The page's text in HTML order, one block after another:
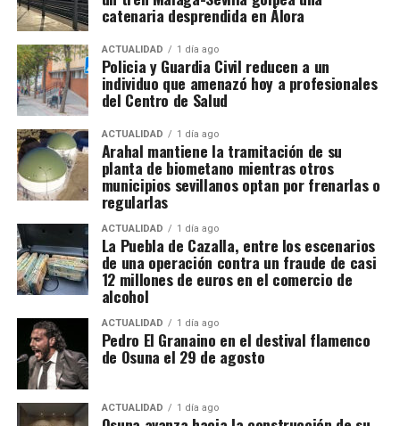
redonda» de la Plaza de los Hortelanos. Antonio
García Pargañeda recibió cuatro varas en los
Arquillos de la Rosa con obligación de edificar en
quince días. Pedro del Campillo solicitó intervenir
sobre un «terraplén intermedio entre las murallas».
calcula provisionalmente en 11,9 millones de euros
las cuotas de IVA presuntamente defraudadas
durante los ejercicios fiscales comprendidos entre
2018 y 2025. La cifra, advierten los investigadores,
todavía podría aumentar a medida que se estudie la
documentación intervenida.
Registros en La Puebla de Cazalla
La conexión con La Puebla no es meramente
territorial. La fase operativa se desarrolló el pasado
14 de julio de 2026 y comprendió nueve entradas y
registros en sociedades mercantiles situadas en La
Puebla de Cazalla, Valencia, Badajoz y Córdoba,
además del registro de un domicilio particular en La
Puebla de Cazalla. La información oficial no precisa,
al menos por ahora, cuántas de las nueve empresas
registradas se encontraban concretamente en el
municipio sevillano, por lo que no sería correcto
catenaria desprendida en Álora
ACTUALIDAD 1 día ago
Policia y Guardia Civil reducen a un
individuo que amenazó hoy a profesionales
del Centro de Salud
ACTUALIDAD 1 día ago
Arahal mantiene la tramitación de su
planta de biometano mientras otros
municipios sevillanos optan por frenarlas o
regularlas
ACTUALIDAD 1 día ago
La Puebla de Cazalla, entre los escenarios
de una operación contra un fraude de casi
12 millones de euros en el comercio de
alcohol
ACTUALIDAD 1 día ago
Pedro El Granaino en el destival flamenco
de Osuna el 29 de agosto
ACTUALIDAD 1 día ago